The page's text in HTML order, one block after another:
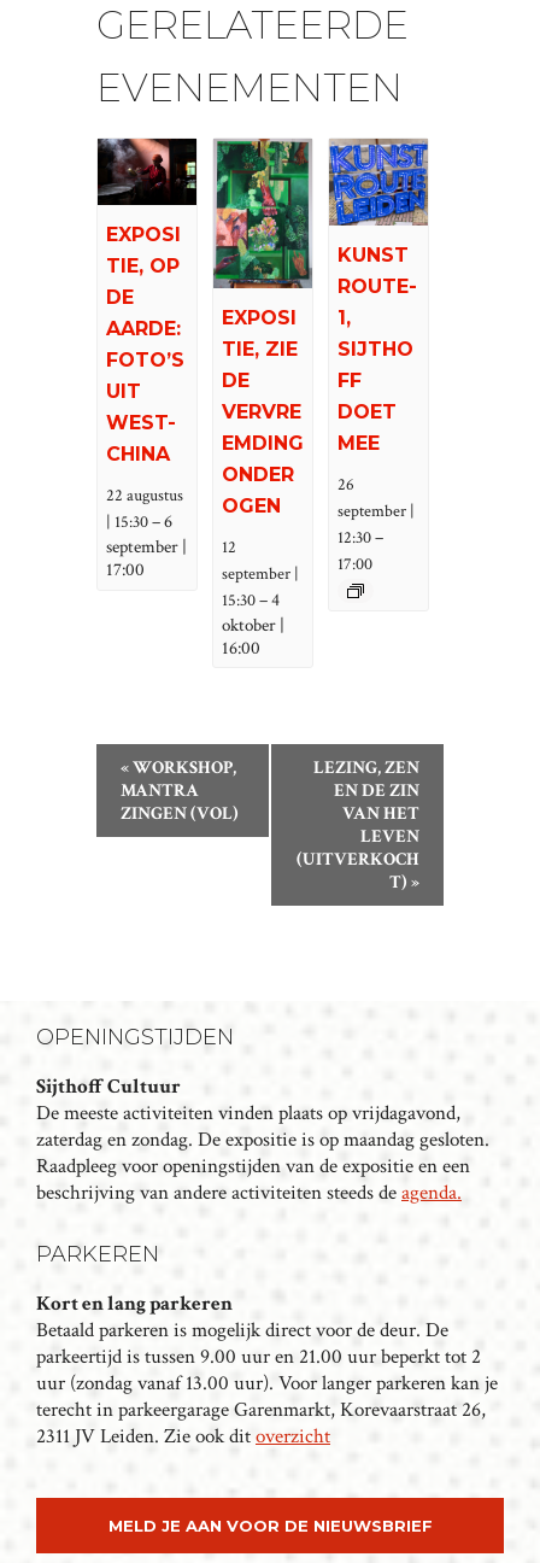
GERELATEERDE
EVENEMENTEN
EXPOSI
TIE, OP
DE
AARDE:
FOTO’S
UIT
WEST-
CHINA
22 augustus
| 15:30–6
september |
17:00
EXPOSI
TIE, ZIE
DE
VERVRE
EMDING
ONDER
OGEN
12
september |
15:30–4
oktober |
16:00
KUNST
ROUTE-
1,
SIJTHO
FF
DOET
MEE
26
september |
12:30–
17:00
N
A
V
I
G
A
I
E
«WORKSHOP,
MANTRA
ZINGEN (VOL)
LEZING, ZEN
EN DE ZIN
VAN HET
LEVEN
(UITVERKOCH
T) »
OPENINGSTIJDEN
Sijthoff Cultuur
De meeste activiteiten vinden plaats op vrijdagavond,
zaterdag en zondag. De expositie is op maandag gesloten.
Raadpleeg voor openingstijden van de expositie en een
beschrijving van andere activiteiten steeds deagenda.
PARKEREN
Kort en lang parkeren
Betaald parkeren is mogelijk direct voor de deur. De
parkeertijd is tussen 9.00 uur en 21.00 uur beperkt tot 2
uur (zondag vanaf 13.00 uur). Voor langer parkeren kan je
terecht in parkeergarage Garenmarkt, Korevaarstraat 26,
2311 JV Leiden. Zie ook ditoverzicht
MELD JE AAN VOOR DE NIEUWSBRIEF